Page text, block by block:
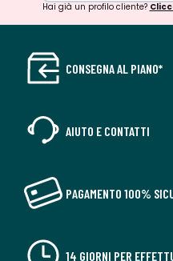
Hai già un profilo cliente?
CONSEGNA AL PIANO*
AIUTO E CONTATTI
PAGAMENTO 100%
14 GIORNI PER